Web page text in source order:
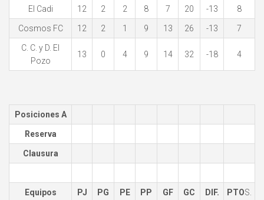
El Cadi 12 2 2 8 7 20 -13 8
Cosmos FC 12 2 1 9 13 26 -13 7
C. C. y D. El
Pozo
13 0 4 9 14 32 -18 4
Posiciones A
Reserva
Clausura
Equipos PJ PG PE PP GF GC DIF. PTOS.